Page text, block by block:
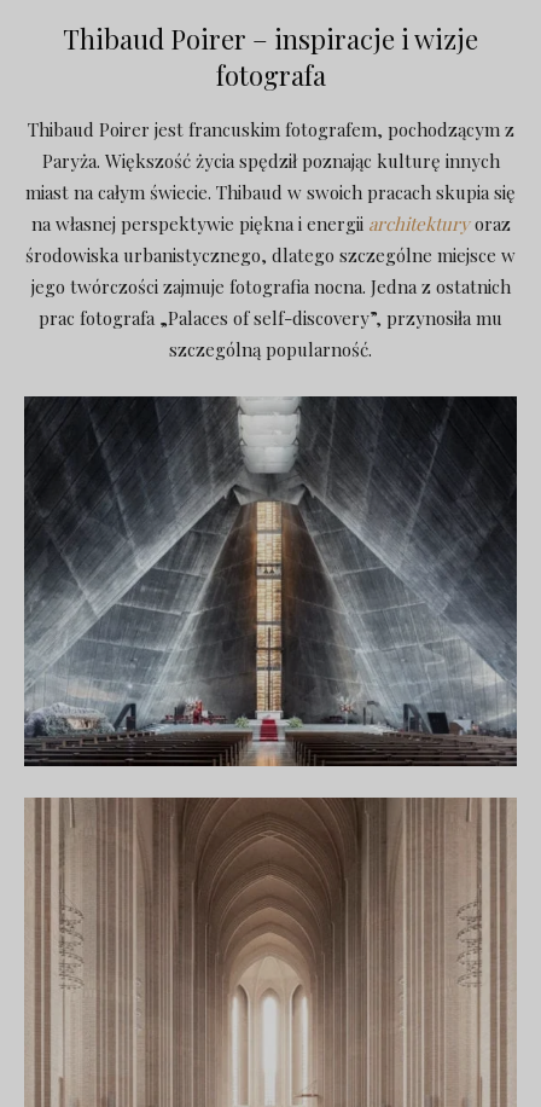
Thibaud Poirer – inspiracje i wizje
fotografa
Thibaud Poirer jest francuskim fotografem, pochodzącym z
Paryża. Większość życia spędził poznając kulturę innych
miast na całym świecie. Thibaud w swoich pracach skupia się
na własnej perspektywie piękna i energii architekturyoraz
środowiska urbanistycznego, dlatego szczególne miejsce w
jego twórczości zajmuje fotografia nocna. Jedna z ostatnich
prac fotografa „Palaces of self-discovery”, przynosiła mu
szczególną popularność.